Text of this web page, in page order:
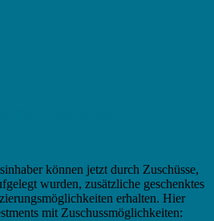
können jetzt durch Zuschüsse,
wurden, zusätzliche geschenktes
erhalten. Hier
mit Zuschussmöglichkeiten: